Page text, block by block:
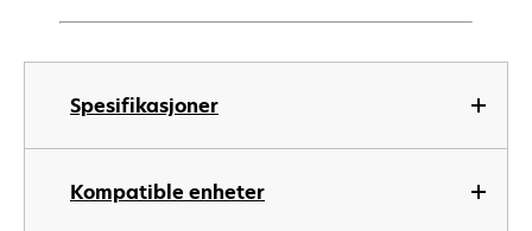
Spesifikasjoner
Kompatible enheter